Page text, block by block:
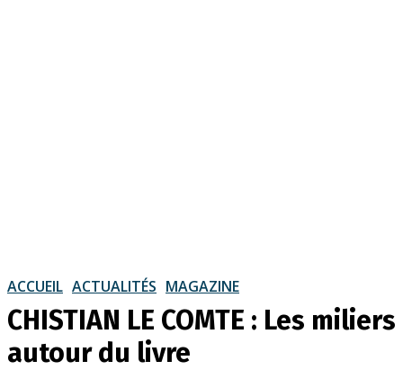
ACCUEIL ACTUALITÉS MAGAZINE
CHISTIAN LE COMTE : Les miliers
autour du livre